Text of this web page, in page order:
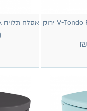
אסלה תלויה V-Tondo Rimless ירוק
₪
אסלה תלויה TAORMINA כתום מבריק